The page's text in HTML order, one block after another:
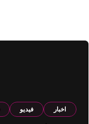
اخبار فيديو